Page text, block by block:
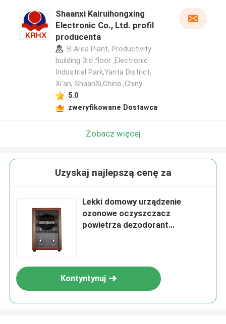
Shaanxi Kairuihongxing
Electronic Co., Ltd. profil
producenta
B Area Plant, Productivity
building 3rd floor ,Electronic
Industrial Park,Yanta District,
Xi'an, ShaanXi,China ,Chiny
5.0
zweryfikowane Dostawca
Zobacz więcej
Uzyskaj najlepszą cenę za
Lekki domowy urządzenie
ozonowe oczyszczacz
powietrza dezodorant
Kontyntynuj